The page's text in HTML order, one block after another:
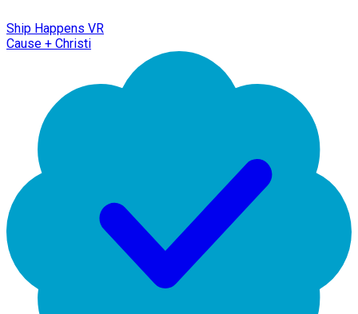
Ship Happens VR
Cause + Christi